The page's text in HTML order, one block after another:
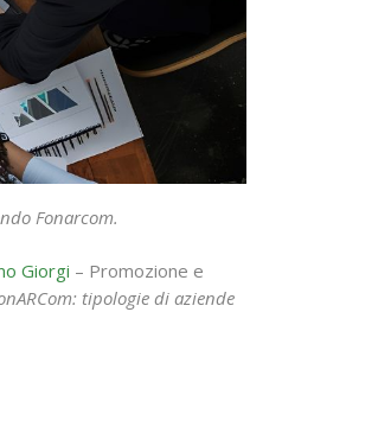
Fonarcom.
Giorgi – Promozione e
tipologie di aziende